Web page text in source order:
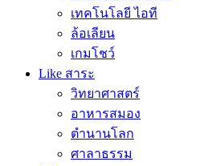
เทคโนโลยี ไอที
ล้อเลียน
เกมโชว์
Like สาระ
วิทยาศาสตร์
อาหารสมอง
ตำนานโลก
ศาลาธรรม